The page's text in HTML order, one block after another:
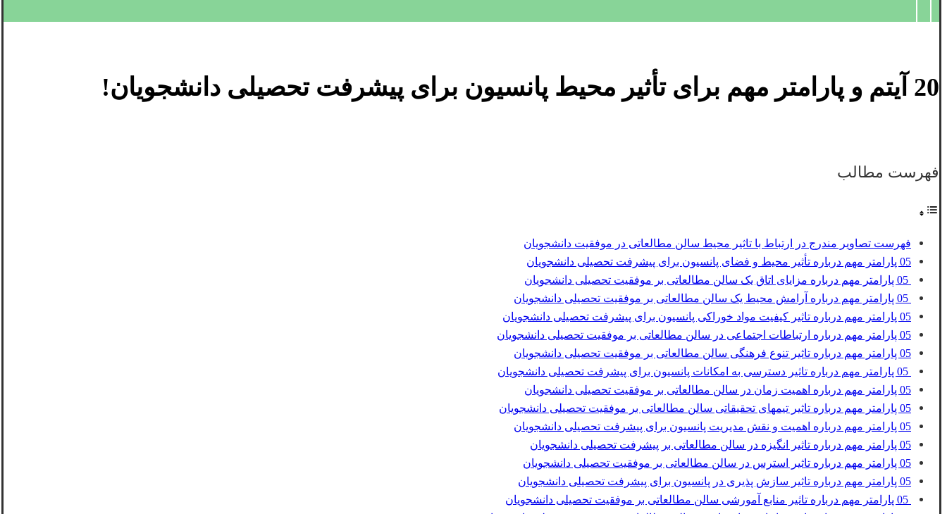
20 آیتم و پارامتر مهم برای تأثیر محیط پانسیون برای پیشرفت تحصیلی دانشجویان!
فهرست مطالب
فهرست تصاویر مندرج در ارتباط با تاثیر محیط سالن مطالعاتی در موفقیت دانشجویان
05 پارامتر مهم درباره تأثیر محیط و فضای پانسیون برای پیشرفت تحصیلی دانشجویان
05 پارامتر مهم درباره تاثیر کیفیت مواد خوراکی پانسیون برای پیشرفت تحصیلی دانشجویان
05 پارامتر مهم درباره ارتباطات اجتماعی در سالن مطالعاتی بر موفقیت تحصیلی دانشجویان
05 پارامتر مهم درباره تاثیر تنوع فرهنگی سالن مطالعاتی بر موفقیت تحصیلی دانشجویان
05 پارامتر مهم درباره اهمیت زمان در سالن مطالعاتی بر موفقیت تحصیلی دانشجویان
05 پارامتر مهم درباره تاثیر تیمهای تحقیقاتی سالن مطالعاتی بر موفقیت تحصیلی دانشجویان
05 پارامتر مهم درباره اهمیت و نقش مدیریت پانسیون برای پیشرفت تحصیلی دانشجویان
05 پارامتر مهم درباره تاثیر انگیزه در سالن مطالعاتی بر پیشرفت تحصیلی دانشجویان
05 پارامتر مهم درباره تاثیر استرس در سالن مطالعاتی بر موفقیت تحصیلی دانشجویان
05 پارامتر مهم درباره تاثیر سازش پذیری در پانسیون برای پیشرفت تحصیلی دانشجویان